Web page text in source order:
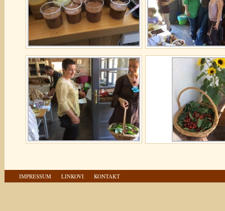
IMPRESSUM LINKOVI KONTAKT